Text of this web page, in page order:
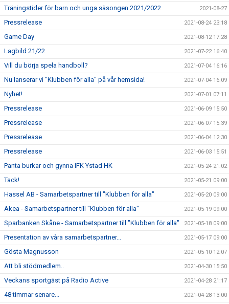
Träningstider för barn och unga säsongen 2021/2022 2021-08-27
Pressrelease 2021-08-24 23:18
Game Day 2021-08-12 17:28
Lagbild 21/22 2021-07-22 16:40
Vill du börja spela handboll? 2021-07-04 16:16
Nu lanserar vi "Klubben för alla" på vår hemsida! 2021-07-04 16:09
Nyhet! 2021-07-01 07:11
Pressrelease 2021-06-09 15:50
Pressrelease 2021-06-07 15:39
Pressrelease 2021-06-04 12:30
Pressrelease 2021-06-03 15:51
Panta burkar och gynna IFK Ystad HK 2021-05-24 21:02
Tack! 2021-05-21 09:00
Hassel AB - Samarbetspartner till "Klubben för alla" 2021-05-20 09:00
Akea - Samarbetspartner till "Klubben för alla" 2021-05-19 09:00
Sparbanken Skåne - Samarbetspartner till "Klubben för alla" 2021-05-18 09:00
Presentation av våra samarbetspartner... 2021-05-17 09:00
Gösta Magnusson 2021-05-10 12:07
Att bli stödmedlem.. 2021-04-30 15:50
Veckans sportgäst på Radio Active 2021-04-28 21:17
48 timmar senare... 2021-04-28 13:00